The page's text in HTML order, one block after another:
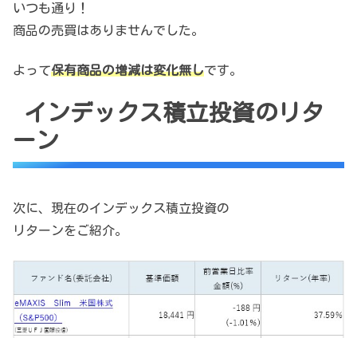
いつも通り！
商品の売買はありませんでした。
よって保有商品の増減は変化無しです。
インデックス積立投資のリタ
ーン
次に、現在のインデックス積立投資の
リターンをご紹介。